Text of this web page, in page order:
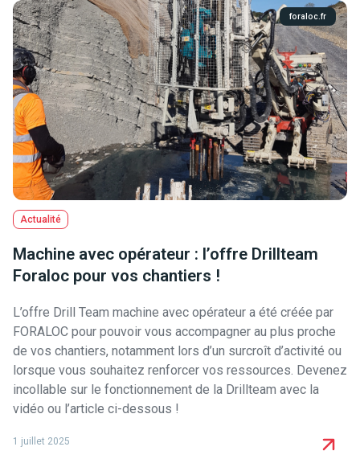
foraloc.fr
Actualité
Machine avec opérateur : l’offre Drillteam
Foraloc pour vos chantiers !
L’offre Drill Team machine avec opérateur a été créée par
FORALOC pour pouvoir vous accompagner au plus proche
de vos chantiers, notamment lors d’un surcroît d’activité ou
lorsque vous souhaitez renforcer vos ressources. Devenez
incollable sur le fonctionnement de la Drillteam avec la
vidéo ou l’article ci-dessous !
1 juillet 2025